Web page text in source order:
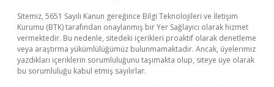
Sitemiz, 5651 Sayılı Kanun gereğince Bilgi Teknolojileri ve İletişim
Kurumu (BTK) tarafından onaylanmış bir Yer Sağlayıcı olarak hizmet
vermektedir. Bu nedenle, sitedeki içerikleri proaktif olarak denetleme
veya araştırma yükümlülüğümüz bulunmamaktadır. Ancak, üyelerimiz
yazdıkları içeriklerin sorumluluğunu taşımakta olup, siteye üye olarak
bu sorumluluğu kabul etmiş sayılırlar.